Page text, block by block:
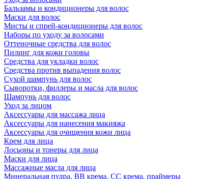
Бальзамы и кондиционеры для волос
Маски для волос
Мисты и спрей-кондиционеры для волос
Наборы по уходу за волосами
Оттеночные средства для волос
Пилинг для кожи головы
Средства для укладки волос
Средства против выпадения волос
Сухой шампунь для волос
Сыворотки, филлеры и масла для волос
Шампунь для волос
Уход за лицом
Аксессуары для массажа лица
Аксессуары для нанесения макияжа
Аксессуары для очищения кожи лица
Крем для лица
Лосьоны и тонеры для лица
Маски для лица
Массажные масла для лица
Минеральная пудра, BB крема, СС крема, праймеры